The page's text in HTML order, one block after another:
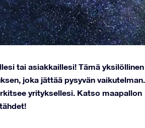
tai asiakkaillesi! Tämä yksilöllinen
joka jättää pysyvän vaikutelman.
yrityksellesi. Katso maapallon